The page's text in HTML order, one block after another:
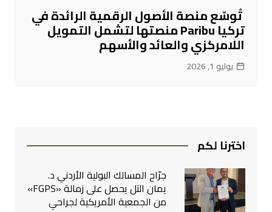
تُوسّع منصة الأصول الرقمية الرائدة في
تركيا Paribu منصتها لتشمل التمويل
اللامركزي والعائد والأسهم
يوليو 1, 2026
اخترنا لكم
جرّاح المسالك البولية الأردني د.
يمان التل يحصل على زمالة «FGPS»
من الجمعية الأمريكية لجراحي